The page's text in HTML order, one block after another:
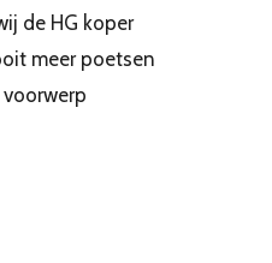
de HG koper
meer poetsen